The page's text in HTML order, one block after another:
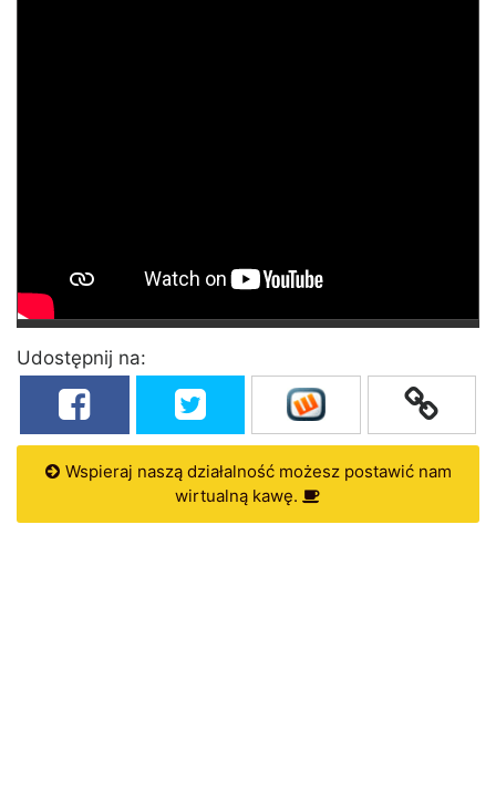
Udostępnij na:
Wspieraj naszą działalność możesz postawić nam
wirtualną kawę.